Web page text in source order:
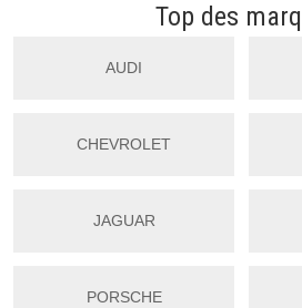
Top des
AUDI
CHEVROLET
JAGUAR
PORSCHE